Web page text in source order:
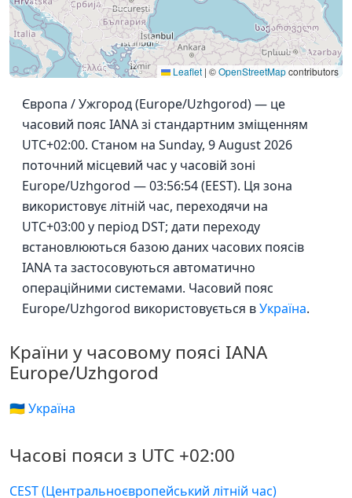
Leaflet | ©OpenStreetMapcontributors
Європа / Ужгород (Europe/Uzhgorod) — це
часовий пояс IANA зі стандартним зміщенням
UTC+02:00. Станом на Sunday, 9 August 2026
поточний місцевий час у часовій зоні
Europe/Uzhgorod — 03:56:54 (EEST). Ця зона
використовує літній час, переходячи на
UTC+03:00 у період DST; дати переходу
встановлюються базою даних часових поясів
IANA та застосовуються автоматично
операційними системами. Часовий пояс
Europe/Uzhgorod використовується вУкраїна.
Країни у часовому поясі IANA
Europe/Uzhgorod
🇺🇦 Україна
Часові пояси з UTC +02:00
CEST (Центральноєвропейський літній час)